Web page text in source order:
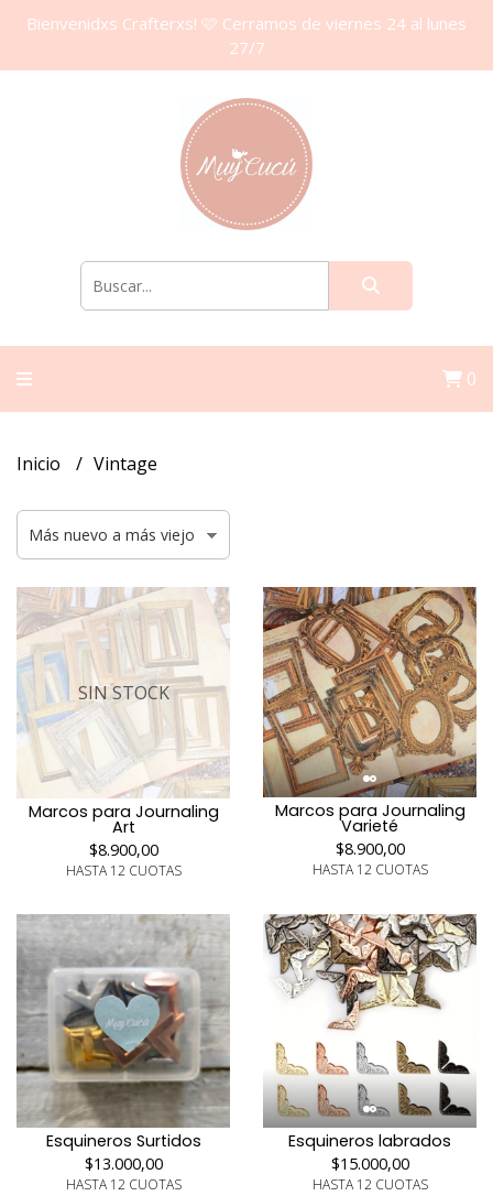
Bienvenidxs Crafterxs! 🩷 Cerramos de viernes 24 al lunes
27/7
0
Inicio Vintage
SIN STOCK
Marcos para Journaling
Art
$8.900,00
HASTA 12 CUOTAS
Marcos para Journaling
Varieté
$8.900,00
HASTA 12 CUOTAS
Esquineros Surtidos
$13.000,00
HASTA 12 CUOTAS
Esquineros labrados
$15.000,00
HASTA 12 CUOTAS